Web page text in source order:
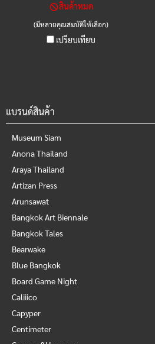
สินค้าหมด
(มีหลายคุณสมบัติให้เลือก)
เปรียบเทียบ
แบรนด์สินค้า
Museum Siam
Anona Thailand
Araya Thailand
Artizan Press
Arunsawat
Bangkok Art Biennale
Bangkok Tales
Bearwake
Blue Bangkok
Board Game Night
Caliiico
Capyper
Centimeter